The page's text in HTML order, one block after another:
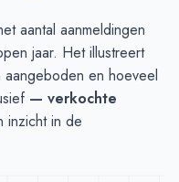
aantal aanmeldingen
jaar. Het illustreert
en hoeveel
— verkochte
inzicht in de